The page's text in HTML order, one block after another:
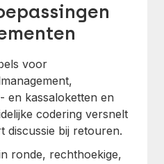
voor
en kassaloketten en
codering versnelt
discussie bij retouren.
ronde, rechthoekige,